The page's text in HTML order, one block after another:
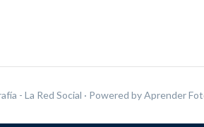
- La Red Social · Powered byAprender